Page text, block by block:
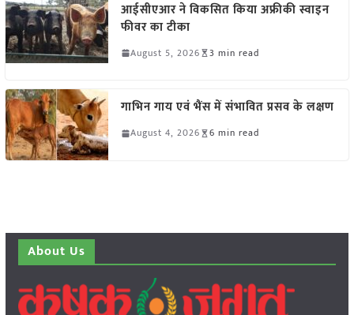
आईसीएआर ने विकसित किया अफ्रीकी स्वाइन
फीवर का टीका
August 5, 2026 3 min read
गाभिन गाय एवं भैंस में संभावित प्रसव के लक्षण
August 4, 2026 6 min read
About Us